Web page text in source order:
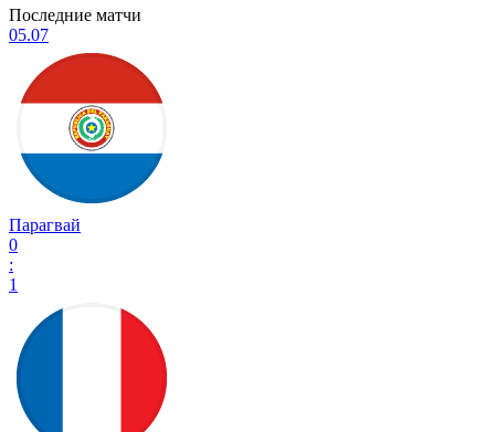
Последние матчи
05.07
Парагвай
0
:
1